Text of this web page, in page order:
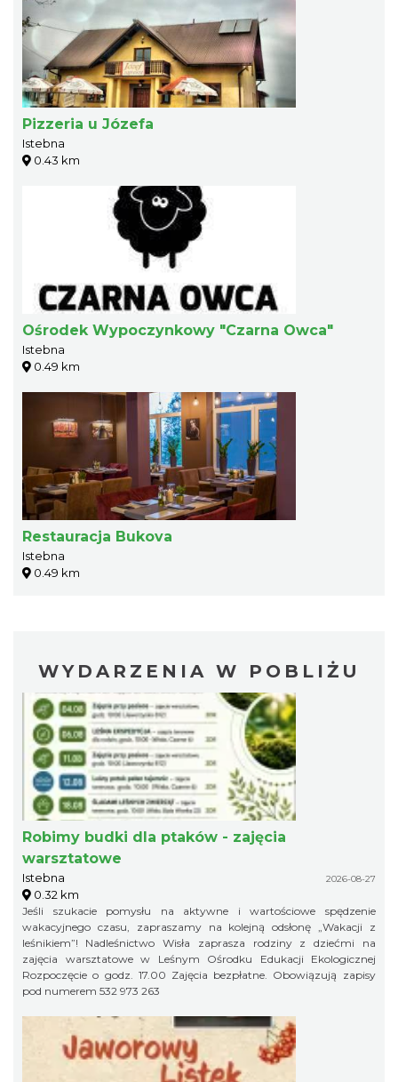
Pizzeria u Józefa
Istebna
0.43 km
Ośrodek Wypoczynkowy "Czarna Owca"
Istebna
0.49 km
Restauracja Bukova
Istebna
0.49 km
WYDARZENIA W POBLIŻU
Robimy budki dla ptaków - zajęcia
warsztatowe
Istebna 2026-08-27
0.32 km
Jeśli szukacie pomysłu na aktywne i wartościowe spędzenie
wakacyjnego czasu, zapraszamy na kolejną odsłonę „Wakacji z
leśnikiem”! Nadleśnictwo Wisła zaprasza rodziny z dziećmi na
zajęcia warsztatowe w Leśnym Ośrodku Edukacji Ekologicznej
Rozpoczęcie o godz. 17.00 Zajęcia bezpłatne. Obowiązują zapisy
pod numerem 532 973 263